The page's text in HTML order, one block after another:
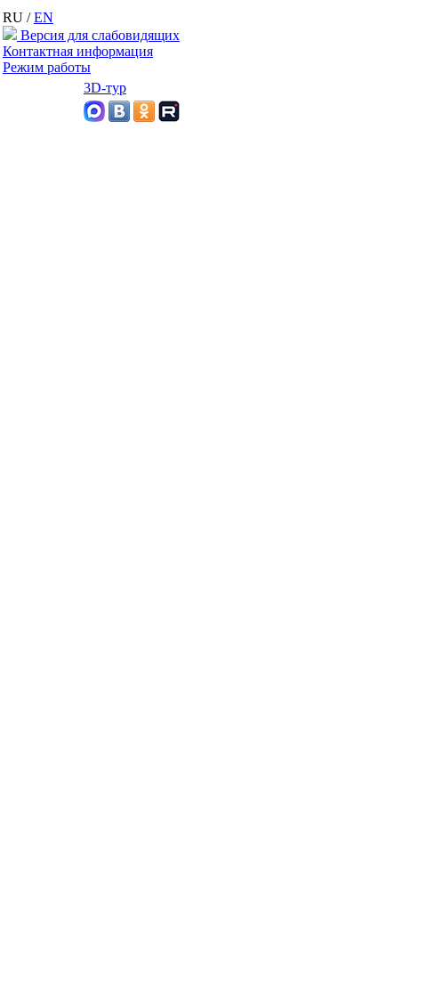
RU /EN
Версия для слабовидящих
Контактная информация
Режим работы
3D-тур